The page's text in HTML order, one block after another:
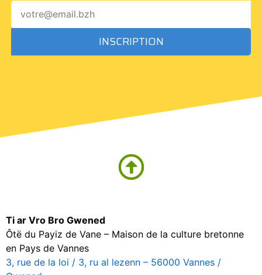
INSCRIPTION
Ti ar Vro Bro Gwened
Ôtë du Payiz de Vane – Maison de la culture bretonne
en Pays de Vannes
3, rue de la loi / 3, ru al lezenn – 56000 Vannes /